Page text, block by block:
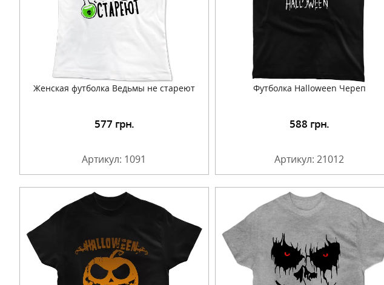
Женская футболка Ведьмы не стареют
577 грн.
Артикул: 1091
Футболка Halloween Череп
Подробнее 588 грн.
Артикул: 21012
Подробнее